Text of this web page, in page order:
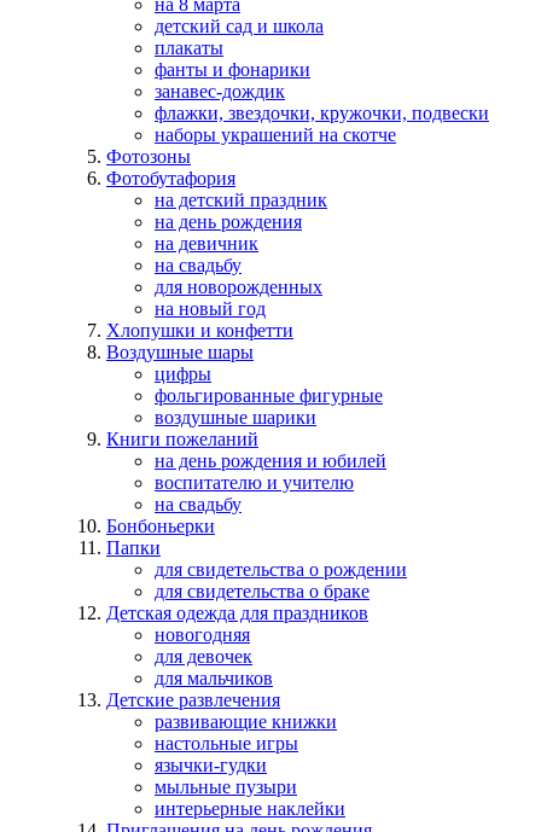
на 8 марта
детский сад и школа
плакаты
фанты и фонарики
занавес-дождик
флажки, звездочки, кружочки, подвески
наборы украшений на скотче
Фотозоны
Фотобутафория
на детский праздник
на день рождения
на девичник
на свадьбу
для новорожденных
на новый год
Хлопушки и конфетти
Воздушные шары
цифры
фольгированные фигурные
воздушные шарики
Книги пожеланий
на день рождения и юбилей
воспитателю и учителю
на свадьбу
Бонбоньерки
Папки
для свидетельства о рождении
для свидетельства о браке
Детская одежда для праздников
новогодняя
для девочек
для мальчиков
Детские развлечения
развивающие книжки
настольные игры
язычки-гудки
мыльные пузыри
интерьерные наклейки